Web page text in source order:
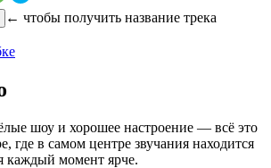
← чтобы получить название трека
шоу и хорошее настроение — всё это
где в самом центре звучания находится
каждый момент ярче.